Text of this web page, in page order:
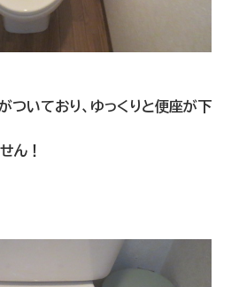
ついており、ゆっくりと便座が下
ん！